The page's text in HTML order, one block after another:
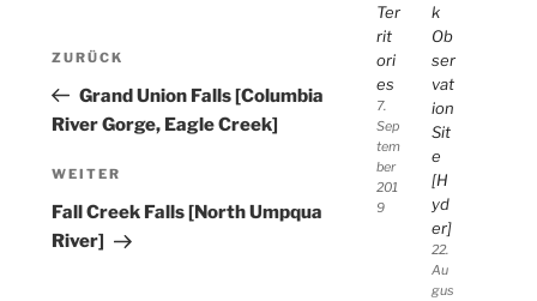
Beitragsnavigation
Vorheriger
Beitrag
ZURÜCK
Grand Union Falls [Columbia
River Gorge, Eagle Creek]
Nächster
Beitrag
WEITER
Fall Creek Falls [North Umpqua
River]
Ter
rit
ori
es
7.
Sep
tem
ber
201
9
k
Ob
ser
vat
ion
Sit
e
[H
yd
er]
22.
Au
gus